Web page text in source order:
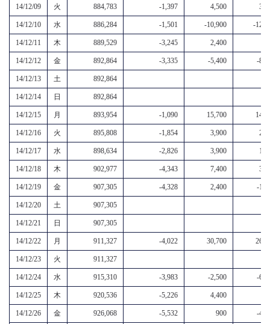
14/12/09 火 884,783 -1,397 4,500
14/12/10 水 886,284 -1,501 -10,900 -
14/12/11 木 889,529 -3,245 2,400
14/12/12 金 892,864 -3,335 -5,400 -
14/12/13 土 892,864
14/12/14 日 892,864
14/12/15 月 893,954 -1,090 15,700
14/12/16 火 895,808 -1,854 3,900
14/12/17 水 898,634 -2,826 3,900
14/12/18 木 902,977 -4,343 7,400
14/12/19 金 907,305 -4,328 2,400 -
14/12/20 土 907,305
14/12/21 日 907,305
14/12/22 月 911,327 -4,022 30,700
14/12/23 火 911,327
14/12/24 水 915,310 -3,983 -2,500 -
14/12/25 木 920,536 -5,226 4,400
14/12/26 金 926,068 -5,532 900 -